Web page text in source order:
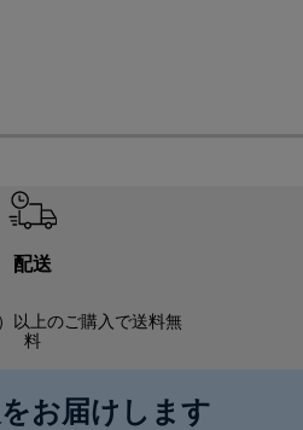
配送
以上のご購入で送料無
料
お届けします